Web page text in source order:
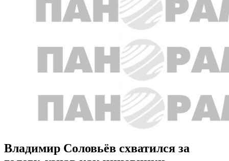
Владимир Соловьёв схватился за